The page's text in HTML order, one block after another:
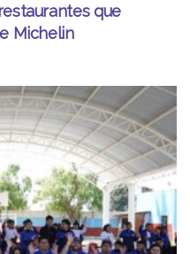
que
Michelin